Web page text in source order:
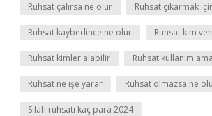
Ruhsat çalırsa ne olur Ruhsat çıkarmak
Ruhsat kaybedince ne olur Ruhsat kim
Ruhsat kimler alabilir Ruhsat kullanım
Ruhsat ne işe yarar Ruhsat olmazsa ne
Silah ruhsatı kaç para 2024